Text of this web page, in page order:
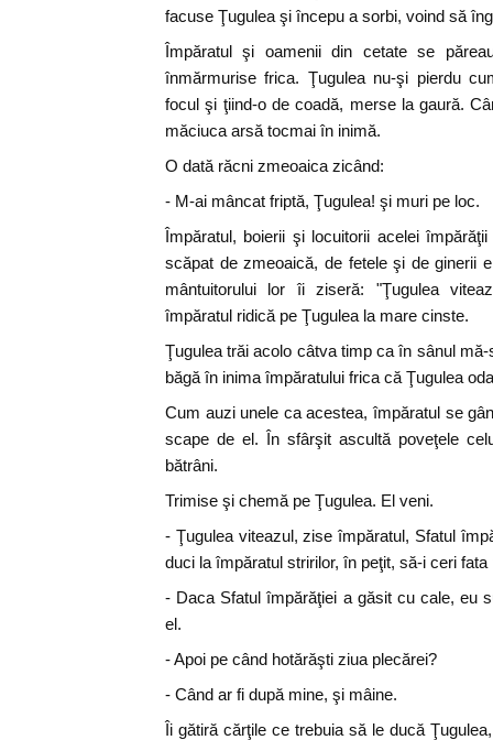
facuse Ţugulea şi începu a sorbi, voind să
Împăratul şi oamenii din cetate se
înmărmurise frica. Ţugulea nu-şi pierdu
focul şi ţiind-o de coadă, merse la gaură.
măciuca arsă tocmai în inimă.
O dată răcni zmeoaica zicând:
- M-ai mâncat friptă, Ţugulea! şi muri pe loc.
Împăratul, boierii şi locuitorii acelei
scăpat de zmeoaică, de fetele şi de ginerii
mântuitorului lor îi ziseră: "Ţugulea
împăratul ridică pe Ţugulea la mare cinste.
Ţugulea trăi acolo câtva timp ca în sânul
băgă în inima împăratului frica că Ţugulea
Cum auzi unele ca acestea, împăratul se
scape de el. În sfârşit ascultă poveţele
bătrâni.
Trimise şi chemă pe Ţugulea. El veni.
- Ţugulea viteazul, zise împăratul, Sfatul
duci la împăratul stririlor, în peţit, să-i ceri fata
- Daca Sfatul împărăţiei a găsit cu cale, eu
el.
- Apoi pe când hotărăşti ziua plecărei?
- Când ar fi după mine, şi mâine.
Îi gătiră cărţile ce trebuia să le ducă